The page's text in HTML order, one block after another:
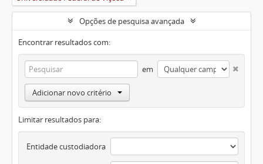
Opções de pesquisa avançada
Encontrar resultados com:
em
Adicionar novo critério
Limitar resultados para:
Entidade custodiadora